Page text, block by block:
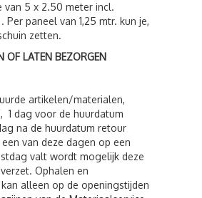
van 5 x 2.50 meter incl.
Per paneel van 1,25 mtr. kun je,
zetten.
OF LATEN BEZORGEN
artikelen/materialen,
1 dag voor de huurdatum
na de huurdatum retour
van deze dagen op een
valt wordt mogelijk deze
Ophalen en
alleen op de openingstijden